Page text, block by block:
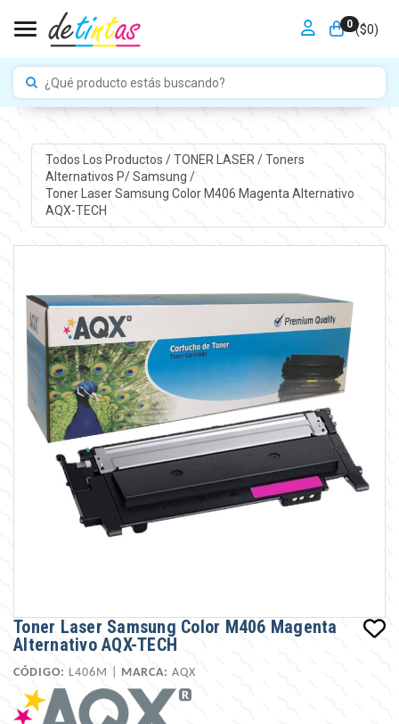
0 ($0)
Toggle navigation
Todos Los Productos /TONER LASER /Toners
Alternativos P/ Samsung /
Toner Laser Samsung Color M406 Magenta Alternativo
AQX-TECH
Toner Laser Samsung Color M406 Magenta
Alternativo AQX-TECH
CÓDIGO: L406M | MARCA: AQX